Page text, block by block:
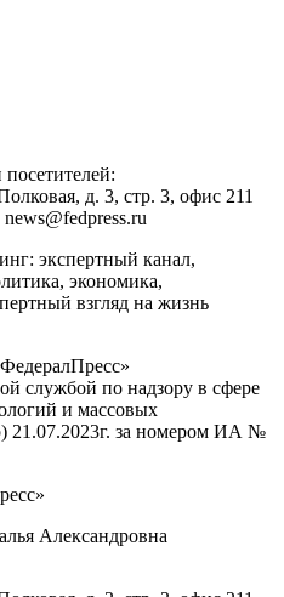
д. 3, стр. 3, офис 211
news@fedpress.ru
экспертный канал,
экономика,
взгляд на жизнь
службой по надзору в сфере
и массовых
21.07.2023г. за номером ИА №
Александровна